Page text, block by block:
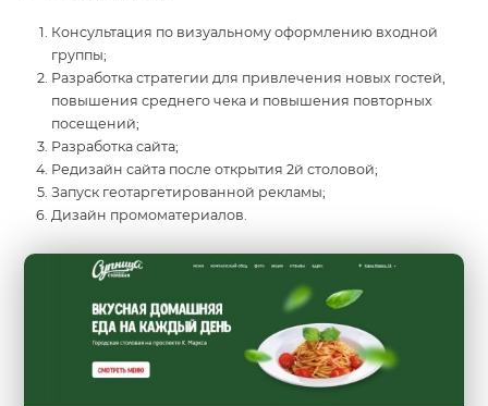
Консультация по визуальному оформлению входной
группы;
Разработка стратегии для привлечения новых гостей,
повышения среднего чека и повышения повторных
посещений;
Разработка сайта;
Редизайн сайта после открытия 2й столовой;
Запуск геотаргетированной рекламы;
Дизайн промоматериалов.